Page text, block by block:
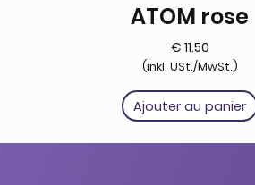
ATOM rose
€ 11.50
(inkl. USt./MwSt.)
Ajouter au panier